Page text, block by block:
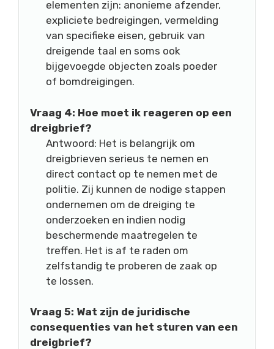
elementen zijn: anonieme afzender,
expliciete bedreigingen, vermelding
van specifieke eisen, gebruik van
dreigende taal en soms ook
bijgevoegde objecten zoals poeder
of bomdreigingen.
Vraag 4: Hoe moet ik reageren op een
dreigbrief?
Antwoord: Het is belangrijk om
dreigbrieven serieus te nemen en
direct contact op te nemen met de
politie. Zij kunnen de nodige stappen
ondernemen om de dreiging te
onderzoeken en indien nodig
beschermende maatregelen te
treffen. Het is af te raden om
zelfstandig te proberen de zaak op
te lossen.
Vraag 5: Wat zijn de juridische
consequenties van het sturen van een
dreigbrief?